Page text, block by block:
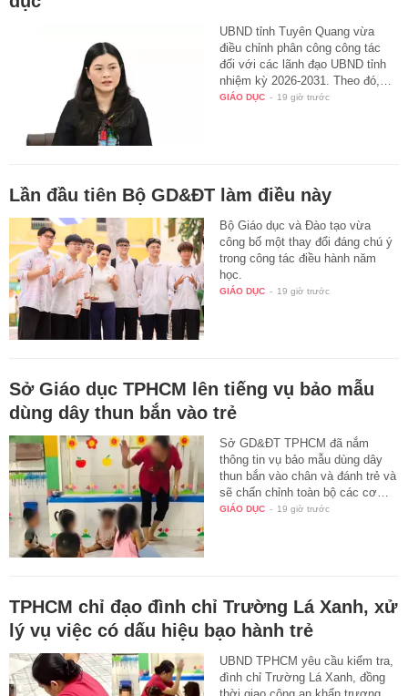
UBND tỉnh Tuyên Quang vừa
điều chỉnh phân công công tác
đối với các lãnh đạo UBND tỉnh
nhiệm kỳ 2026-2031. Theo đó,…
GIÁO DỤC - 19 giờ trước
Lần đầu tiên Bộ GD&ĐT làm điều này
Bộ Giáo dục và Đào tạo vừa
công bố một thay đổi đáng chú ý
trong công tác điều hành năm
học.
GIÁO DỤC - 19 giờ trước
Sở Giáo dục TPHCM lên tiếng vụ bảo mẫu
dùng dây thun bắn vào trẻ
Sở GD&ĐT TPHCM đã nắm
thông tin vụ bảo mẫu dùng dây
thun bắn vào chân và đánh trẻ và
sẽ chấn chỉnh toàn bộ các cơ…
GIÁO DỤC - 19 giờ trước
TPHCM chỉ đạo đình chỉ Trường Lá Xanh, xử
lý vụ việc có dấu hiệu bạo hành trẻ
UBND TPHCM yêu cầu kiểm tra,
đình chỉ Trường Lá Xanh, đồng